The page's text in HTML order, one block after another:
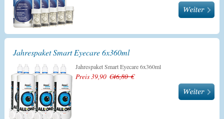
Jahrespaket Smart Eyecare 6x360ml
Jahrespaket Smart Eyecare 6x360ml
Preis 39,90 €46,80 €